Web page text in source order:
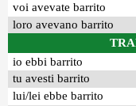
voi avevate barrito
loro avevano barrito
io ebbi barrito
tu avesti barrito
lui/lei ebbe barrito